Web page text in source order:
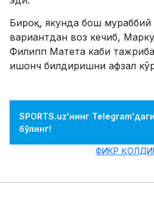
Бироқ, якунда бош
вариантдан воз кечиб,
Филипп Матета каби
ишонч билдиришни афзал
SPORTS.uz'нинг
бўлинг!
ФИКР